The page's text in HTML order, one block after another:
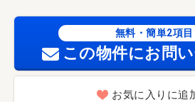
無料・簡単2項目
この物件にお問
お気に入りに追